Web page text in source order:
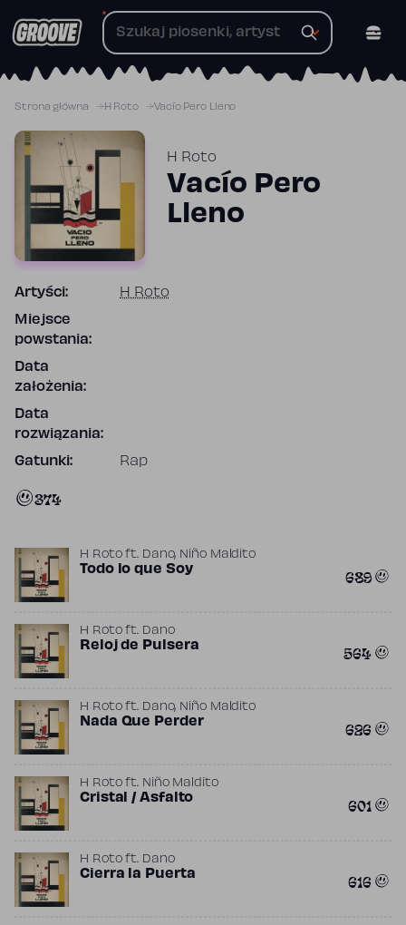
do
Strona główna H Roto Vacío Pero Lleno
H Roto
Vacío Pero
Lleno
Artyści: H Roto
Miejsce
powstania:
Data
założenia:
Data
rozwiązania:
Gatunki: Rap
374
H Rotoft. Dano, Niño Maldito
Todo lo que Soy 689
H Rotoft. Dano
Reloj de Pulsera 564
H Rotoft. Dano, Niño Maldito
Nada Que Perder 626
H Rotoft. Niño Maldito
Cristal / Asfalto 601
H Rotoft. Dano
Cierra la Puerta 616